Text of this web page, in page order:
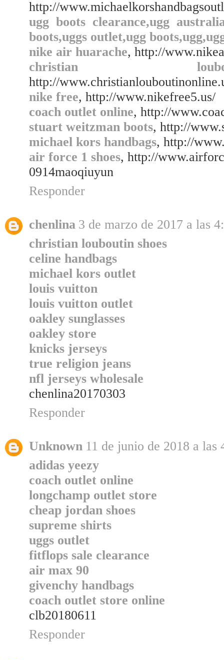
http://
ugg boots clearance,ugg
boots,uggs outlet,ugg
nike air huarache, http://
christian
http://
nike free, http://www.nikefree5.us/
coach outlet online, http://
stuart weitzman boots, http://
michael kors handbags, http://
air force 1 shoes, http://
0914maoqiuyun
Responder
chenlina 3 de marzo de 2017 a las
christian louboutin shoes
celine handbags
michael kors outlet
louis vuitton
louis vuitton outlet
oakley sunglasses
oakley store
knicks jerseys
true religion jeans
nfl jerseys wholesale
chenlina20170303
Responder
Unknown 11 de junio de 2018 a las
adidas yeezy
coach outlet online
longchamp outlet store
cheap jordan shoes
supreme shirts
uggs outlet
fitflops sale clearance
air max 90
givenchy handbags
coach outlet store online
clb20180611
Responder